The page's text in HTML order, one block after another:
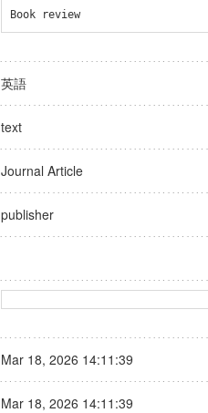
Book review
英語
text
Journal Article
publisher
Mar 18, 2026 14:11:39
Mar 18, 2026 14:11:39